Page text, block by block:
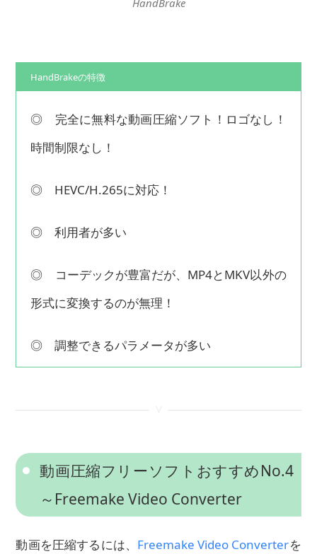
HandBrake
HandBrakeの特徴
◎ 完全に無料な動画圧縮ソフト！ロゴなし！
時間制限なし！
◎ HEVC/H.265に対応！
◎ 利用者が多い
◎ コーデックが豊富だが、MP4とMKV以外の
形式に変換するのが無理！
◎ 調整できるパラメータが多い
動画圧縮フリーソフトおすすめNo.4
～Freemake Video Converter
動画を圧縮するには、 Freemake Video Converterを